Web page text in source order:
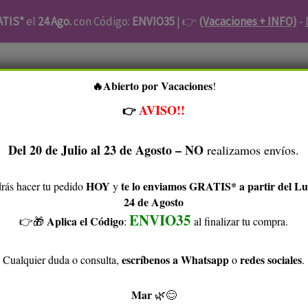
el 24 Ago.con Código: ENVIO35| 👉 (Vacaciones + INFO) -
Piel Atópica Facial Cabello Higiene
Ofertas Kunaq
Tu Cuenta
Cómo Usarlo y Qué Esperar
🔥​Abierto por Vacaciones!
👉AVISO!!
Del 20 de Julio al 23 de Agosto – NO realizamos envíos.
hacer tu pedidoHOY yte lo enviamos GRATIS* a partir del
24 de Agosto
👉🎁​ Aplica el Código: ENVIO35 al finalizar tu compra.
Cualquier duda o consulta,escríbenos a Whatsapporedes sociales.
Mar 🌿😊